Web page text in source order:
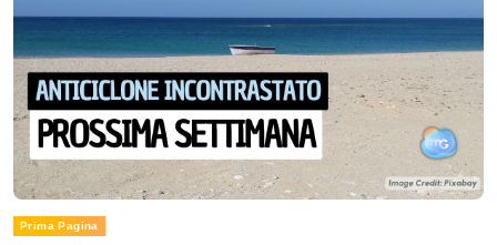
Prima Pagina